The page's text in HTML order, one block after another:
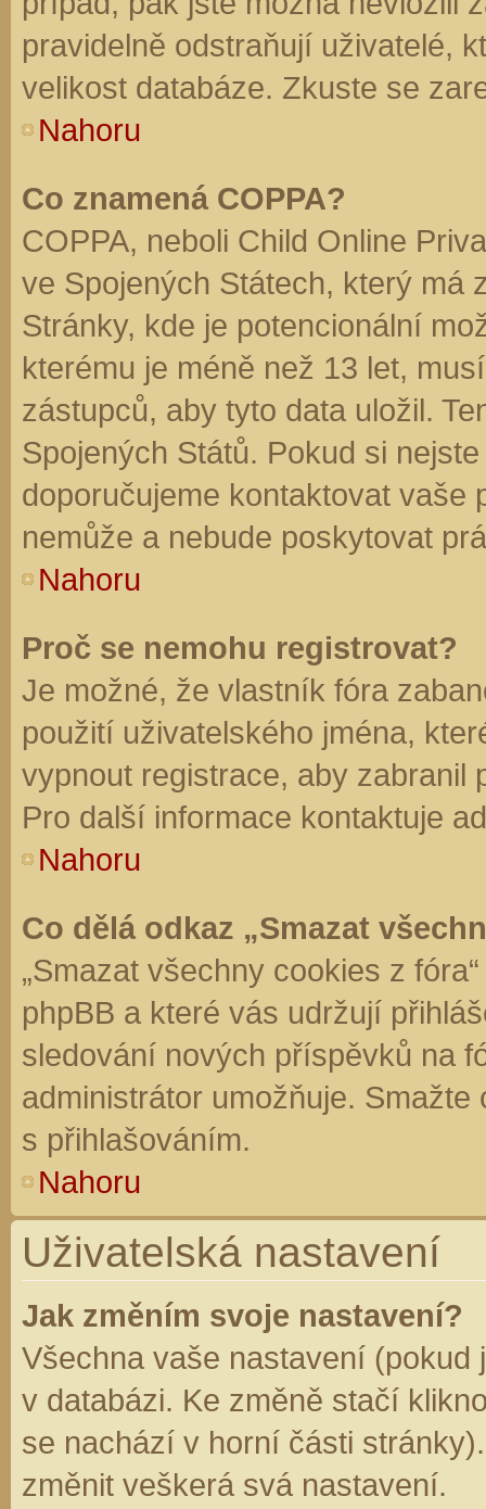
pravidelně odstraňují uživatelé,
velikost databáze. Zkuste se
Nahoru
Co znamená COPPA?
COPPA, neboli Child Online
ve Spojených Státech, který má
Stránky, kde je potencionální
kterému je méně než 13 let,
zástupců, aby tyto data uložil.
Spojených Států. Pokud si
doporučujeme kontaktovat vaše
nemůže a nebude poskytovat
Nahoru
Proč se nemohu registrovat?
Je možné, že vlastník fóra
použití uživatelského jména,
vypnout registrace, aby zabranil
Pro další informace kontaktuje
Nahoru
Co dělá odkaz „Smazat
„Smazat všechny cookies z
phpBB a které vás udržují
sledování nových příspěvků na
administrátor umožňuje.
s přihlašováním.
Nahoru
Uživatelská nastavení
Jak změním svoje nastavení?
Všechna vaše nastavení (pokud
v databázi. Ke změně stačí
se nachází v horní části
změnit veškerá svá nastavení.